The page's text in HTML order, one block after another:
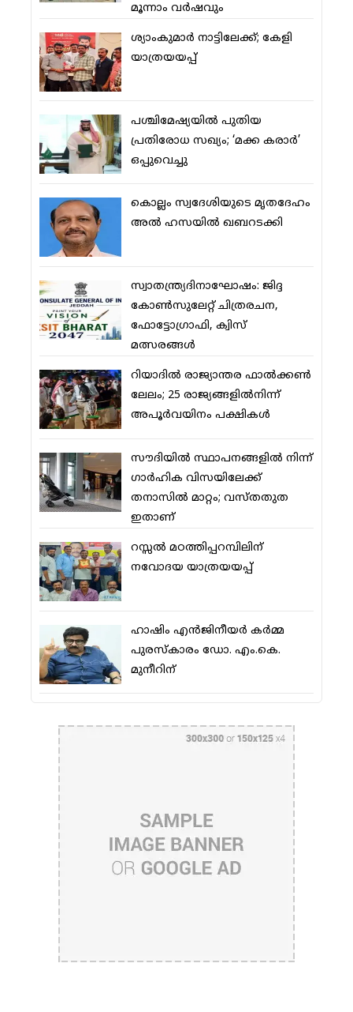
മൂന്നാം വര്‍ഷവും
ശ്യാംകുമാര്‍ നാട്ടിലേക്ക്; കേളി
യാത്രയയപ്പ്
പശ്ചിമേഷ്യയില്‍ പുതിയ
പ്രതിരോധ സഖ്യം; ‘മക്ക കരാര്‍’
ഒപ്പുവെച്ചു
കൊല്ലം സ്വദേശിയുടെ മൃതദേഹം
അല്‍ ഹസയില്‍ ഖബറടക്കി
സ്വാതന്ത്ര്യദിനാഘോഷം: ജിദ്ദ
കോണ്‍സുലേറ്റ് ചിത്രരചന,
ഫോട്ടോഗ്രാഫി, ക്വിസ്
മത്സരങ്ങള്‍
റിയാദില്‍ രാജ്യാന്തര ഫാല്‍ക്കണ്‍
ലേലം; 25 രാജ്യങ്ങളില്‍നിന്ന്
അപൂര്‍വയിനം പക്ഷികള്‍
സൗദിയില്‍ സ്ഥാപനങ്ങളില്‍ നിന്ന്
ഗാര്‍ഹിക വിസയിലേക്ക്
തനാസില്‍ മാറ്റം; വസ്തതുത
ഇതാണ്
റസ്സല്‍ മഠത്തിപ്പറമ്പിലിന്
നവോദയ യാത്രയയപ്പ്
ഹാഷിം എന്‍ജിനീയര്‍ കര്‍മ്മ
പുരസ്‌കാരം ഡോ. എം.കെ.
മുനീറിന്